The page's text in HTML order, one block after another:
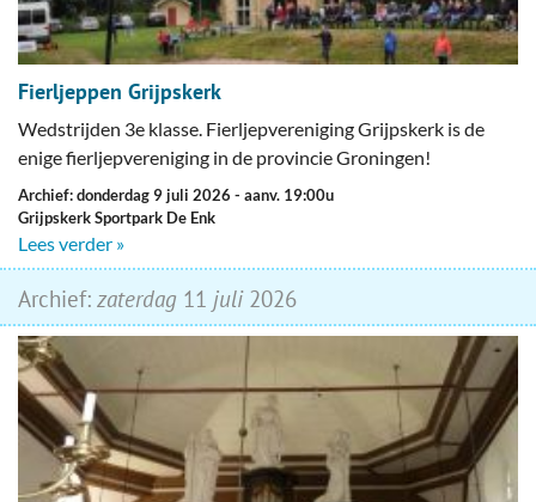
Fierljeppen Grijpskerk
Wedstrijden 3e klasse. Fierljepvereniging Grijpskerk is de
enige fierljepvereniging in de provincie Groningen!
Archief: donderdag 9 juli 2026 - aanv. 19:00u
Grijpskerk Sportpark De Enk
Lees verder »
Archief: zaterdag 11 juli2026